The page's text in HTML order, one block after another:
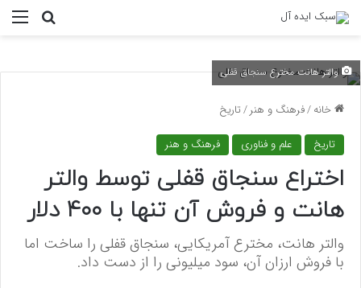
والتر هانت مخترع سنجاق قفلی
خانه/فرهنگ و هنر/تاریخ
تاریخ علم و فناوری فرهنگ و هنر
اختراع سنجاق قفلی توسط والتر
هانت و فروش آن تنها با ۴۰۰ دلار
والتر هانت، مخترع آمریکایی، سنجاق قفلی را ساخت اما
با فروش ارزان آن، سود میلیونی را از دست داد.